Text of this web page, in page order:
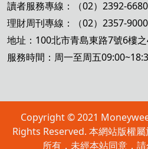
讀者服務專線：（02）2392-6680
理財周刊專線：（02）2357-9000
地址：100北市青島東路7號6樓
服務時間：周一至周五
Copyright © 2021
Rights Reserved. 本網站版權
所有，未經本站同意，